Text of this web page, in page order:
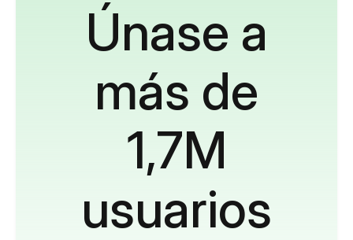
Únase a
más de
1,7M
usuarios